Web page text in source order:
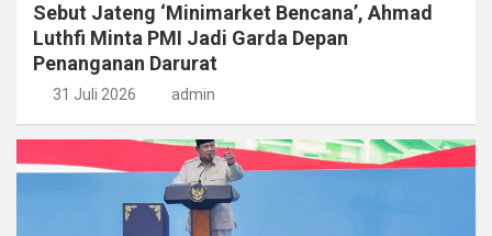
Sebut Jateng ‘Minimarket Bencana’, Ahmad
Luthfi Minta PMI Jadi Garda Depan
Penanganan Darurat
31 Juli 2026 admin